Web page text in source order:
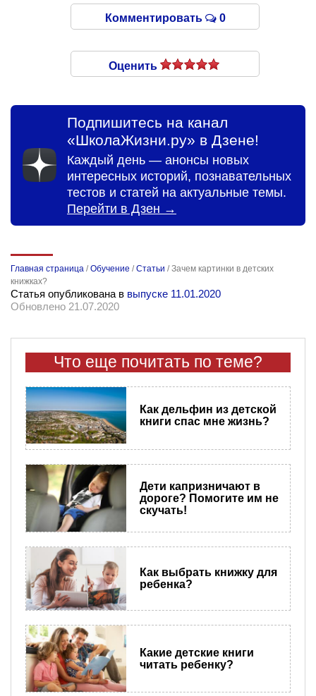
Комментировать 0
Оценить
Подпишитесь на канал
«ШколаЖизни.ру» в Дзене!
Каждый день — анонсы новых
интересных историй, познавательных
тестов и статей на актуальные темы.
Перейти в Дзен →
Главная страница /Обучение /Статьи /Зачем картинки в детских
книжках?
Статья опубликована в выпуске 11.01.2020
Обновлено 21.07.2020
Что еще почитать по теме?
Как дельфин из детской
книги спас мне жизнь?
Дети капризничают в
дороге? Помогите им не
скучать!
Как выбрать книжку для
ребенка?
Какие детские книги
читать ребенку?